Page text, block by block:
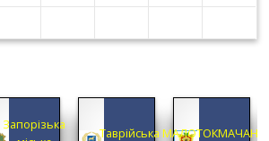
Запорізька
Таврійська